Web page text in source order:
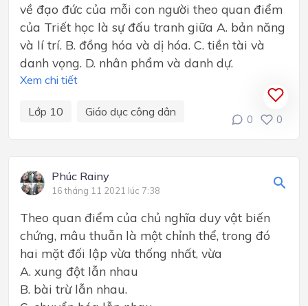
về đạo đức của mỗi con người theo quan điểm
của Triết học là sự đấu tranh giữa A. bản năng
và lí trí. B. đồng hóa và dị hóa. C. tiền tài và
danh vọng. D. nhân phẩm và danh dự.
Xem chi tiết
Lớp 10 Giáo dục công dân
0 0
Phúc Rainy
16 tháng 11 2021 lúc 7:38
Theo quan điểm của chủ nghĩa duy vật biến
chứng, mâu thuẫn là một chỉnh thể, trong đó
hai mặt đối lập vừa thống nhất, vừa
A. xung đột lẫn nhau
B. bài trừ lẫn nhau.